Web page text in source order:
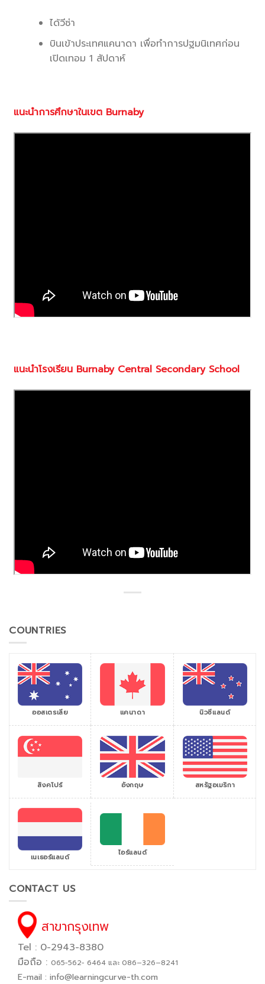
ได้วีซ่า
บินเข้าประเทศแคนาดา เพื่อทำการปฐมนิเทศก่อน
เปิดเทอม 1 สัปดาห์
แนะนำการศึกษาในเขต Burnaby
แนะนำโรงเรียน Burnaby Central Secondary School
COUNTRIES
ออสเตรเลีย แคนาดา นิวซีแลนด์
สิงคโปร์ อังกฤษ สหรัฐอเมริกา
เนเธอร์แลนด์ ไอร์แลนด์
CONTACT US
สาขากรุงเทพ
Tel : 0-2943-8380
มือถือ : 065−562− 6464 และ 086–326–8241
E-mail : info@learningcurve-th.com